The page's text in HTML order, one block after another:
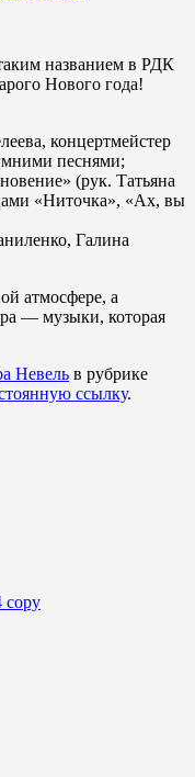
названием в РДК
Нового года!
концертмейстер
песнями;
(рук. Татьяна
«Ниточка», «Ах, вы
Галина
атмосфере, а
— музыки, которая
Невель в рубрике
ссылку.